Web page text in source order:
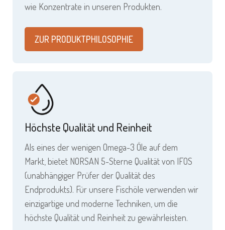
wie Konzentrate in unseren Produkten.
ZUR PRODUKTPHILOSOPHIE
Höchste Qualität und Reinheit
Als eines der wenigen Omega-3 Öle auf dem
Markt, bietet NORSAN 5-Sterne Qualität von IFOS
(unabhängiger Prüfer der Qualität des
Endprodukts). Für unsere Fischöle verwenden wir
einzigartige und moderne Techniken, um die
höchste Qualität und Reinheit zu gewährleisten.